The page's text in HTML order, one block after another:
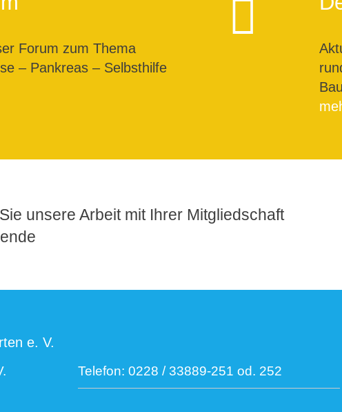
Forum zum Thema
– Pankreas – Selbsthilfe
unsere Arbeit mit Ihrer Mitgliedschaft
e. V.
Telefon: 0228 / 33889-251 od. 252